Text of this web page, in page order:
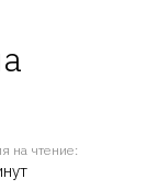
на чтение: